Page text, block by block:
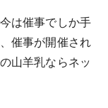
は催事でしか手
催事が開催され
山羊乳ならネッ